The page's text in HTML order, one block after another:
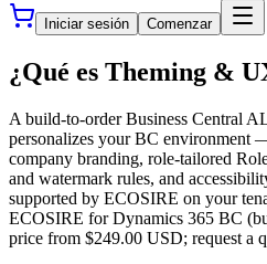
Iniciar sesión Comenzar
¿Qué es Theming &
A build-to-order Business Central
personalizes your BC environment
company branding, role-tailored
and watermark rules, and
supported by ECOSIRE on your
ECOSIRE for Dynamics 365 BC
price from $249.00 USD; request a